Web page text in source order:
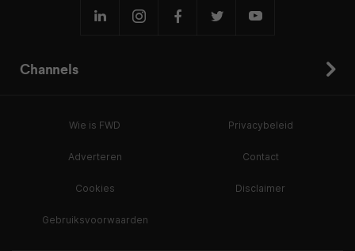
Channels
Wie is FWD Privacybeleid
Adverteren Contact
Cookies Disclaimer
Gebruiksvoorwaarden